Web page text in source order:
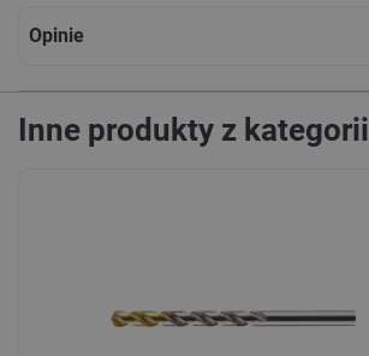
Opinie
Inne produkty z kategorii